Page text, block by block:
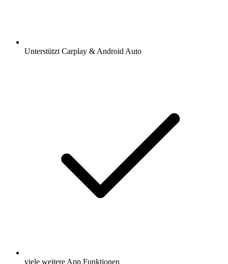
Unterstützt Carplay & Android Auto
viele weitere App Funktionen